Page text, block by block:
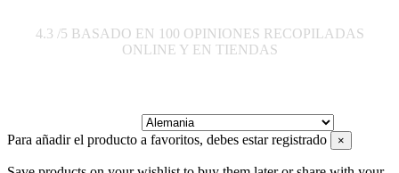
4.3 /5 BASADO EN 100 OPINIONES RECOPILADAS
ONLINE Y EN TIENDAS
Para añadir el producto a favoritos, debes estar registrado ×